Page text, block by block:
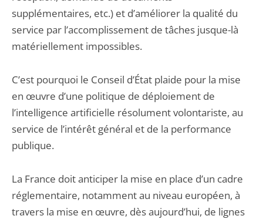
supplémentaires, etc.) et d’améliorer la qualité du
service par l’accomplissement de tâches jusque-là
matériellement impossibles.
C’est pourquoi le Conseil d’État plaide pour la mise
en œuvre d’une politique de déploiement de
l’intelligence artificielle résolument volontariste, au
service de l’intérêt général et de la performance
publique.
La France doit anticiper la mise en place d’un cadre
réglementaire, notamment au niveau européen, à
travers la mise en œuvre, dès aujourd’hui, de lignes